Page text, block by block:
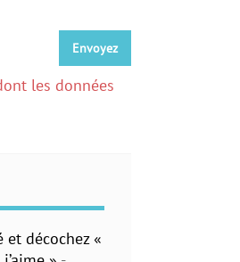
les données
et décochez «